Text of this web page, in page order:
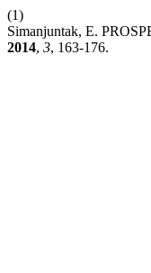
(1)
Simanjuntak, E.
2014, 3, 163-176.